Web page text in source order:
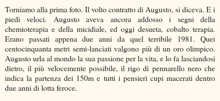
Torniamo alla prima foto. Il volto contratto di Augusto, si diceva. E i
piedi veloci. Augusto aveva ancora addosso i segni della
chemioterapia e della micidiale, ed oggi desueta, cobalto terapia.
Erano passati appena due anni da quel terribile 1981. Quei
centocinquanta metri semi-lanciati valgono più di un oro olimpico.
Augusto urla al mondo la sua passione per la vita, e lo fa lasciandosi
dietro, il più velocemente possibile, il rigo di pennarello nero che
indica la partenza dei 150m e tutti i pensieri cupi macerati dentro
due anni di lotta feroce.